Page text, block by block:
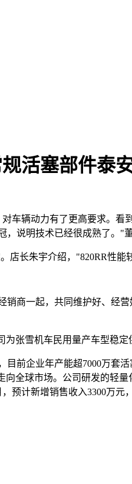
活塞部件泰
车辆动力有了更高要求。
说明技术已经很成熟了。"
店长朱宇介绍，"820RR性
商一起，共同维护好、经
张雪机车民用量产车型稳
前企业年产能超7000万套
全球市场。公司研发的轻
预计新增销售收入3300万元